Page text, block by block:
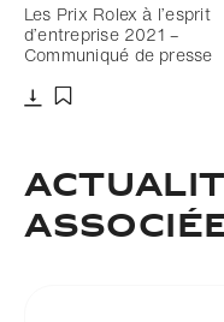
Les Prix Rolex à l’esprit
d’entreprise 2021 –
Communiqué de presse